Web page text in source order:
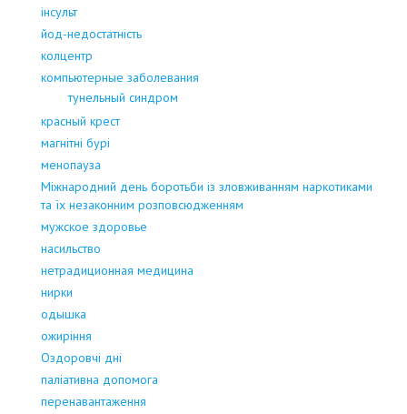
інсульт
йод-недостатність
колцентр
компьютерные заболевания
тунельный синдром
красный крест
магнітні бурі
менопауза
Міжнародний день боротьби із зловживанням наркотиками
та їх незаконним розповсюдженням
мужское здоровье
насильство
нетрадиционная медицина
нирки
одышка
ожиріння
Оздоровчі дні
паліативна допомога
перенавантаження